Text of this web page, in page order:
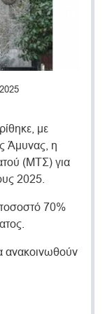
με
Άμυνας, η
(ΜΤΣ) για
2025.
70%
ανακοινωθούν